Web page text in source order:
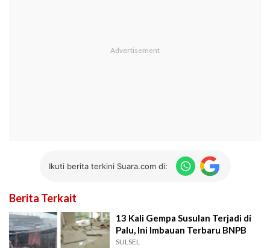
Ikuti berita terkini Suara.com di:
Berita Terkait
13 Kali Gempa Susulan Terjadi di
Palu, Ini Imbauan Terbaru BNPB
SULSEL